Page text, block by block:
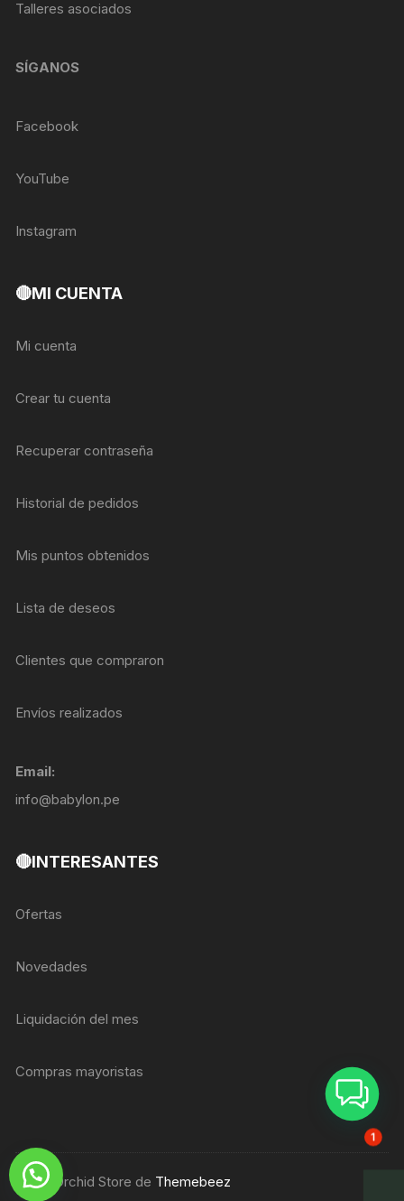
Talleres asociados
SÍGANOS
Facebook
YouTube
Instagram
🔴MI CUENTA
Mi cuenta
Crear tu cuenta
Recuperar contraseña
Historial de pedidos
Mis puntos obtenidos
Lista de deseos
Clientes que compraron
Envíos realizados
Email:
info@babylon.pe
🔴INTERESANTES
Ofertas
Novedades
Liquidación del mes
Compras mayoristas
Tema Orchid Store de Themebeez
1